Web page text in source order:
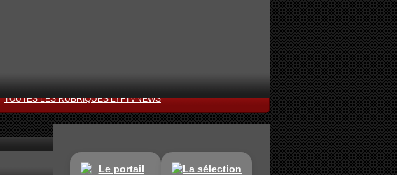
TOUTES LES RUBRIQUES LYFTVNEWS